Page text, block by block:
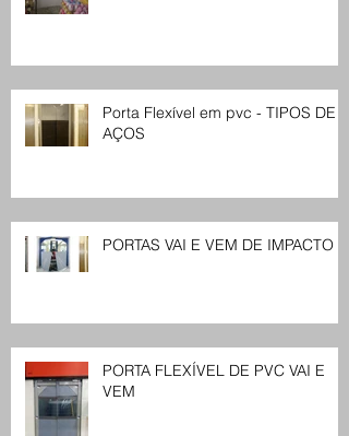
Porta Flexível em pvc - TIPOS DE
AÇOS
PORTAS VAI E VEM DE IMPACTO
PORTA FLEXÍVEL DE PVC VAI E
VEM